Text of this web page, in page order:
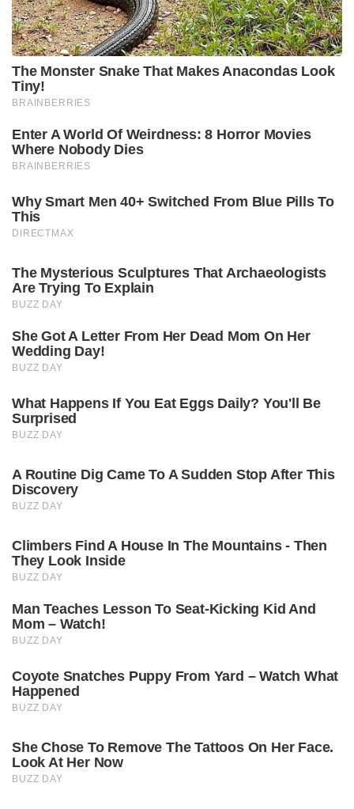
The Monster Snake That Makes Anacondas Look
Tiny!
BRAINBERRIES
Enter A World Of Weirdness: 8 Horror Movies
Where Nobody Dies
BRAINBERRIES
Why Smart Men 40+ Switched From Blue Pills To
This
DIRECTMAX
The Mysterious Sculptures That Archaeologists
Are Trying To Explain
BUZZ DAY
She Got A Letter From Her Dead Mom On Her
Wedding Day!
BUZZ DAY
What Happens If You Eat Eggs Daily? You'll Be
Surprised
BUZZ DAY
A Routine Dig Came To A Sudden Stop After This
Discovery
BUZZ DAY
Climbers Find A House In The Mountains - Then
They Look Inside
BUZZ DAY
Man Teaches Lesson To Seat-Kicking Kid And
Mom – Watch!
BUZZ DAY
Coyote Snatches Puppy From Yard – Watch What
Happened
BUZZ DAY
She Chose To Remove The Tattoos On Her Face.
Look At Her Now
BUZZ DAY